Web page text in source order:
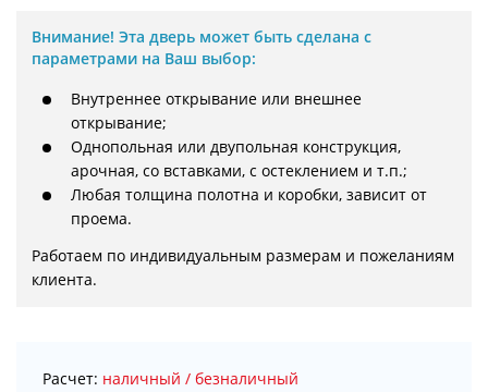
Внимание! Эта дверь может быть сделана с
параметрами на Ваш выбор:
Внутреннее открывание или внешнее
открывание;
Однопольная или двупольная конструкция,
арочная, со вставками, с остеклением и т.п.;
Любая толщина полотна и коробки, зависит от
проема.
Работаем по индивидуальным размерам и пожеланиям
клиента.
Расчет: наличный / безналичный